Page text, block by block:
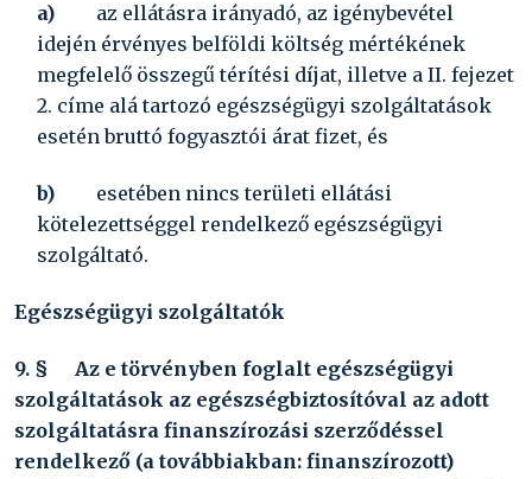
a)
az ellátásra irányadó, az igénybevétel
idején érvényes belföldi költség mértékének
megfelelő összegű térítési díjat, illetve a II. fejezet
2. címe alá tartozó egészségügyi szolgáltatások
esetén bruttó fogyasztói árat fizet, és
b)
esetében nincs területi ellátási
kötelezettséggel rendelkező egészségügyi
szolgáltató.
Egészségügyi szolgáltatók
9. §
Az e törvényben foglalt egészségügyi
szolgáltatások az egészségbiztosítóval az adott
szolgáltatásra finanszírozási szerződéssel
rendelkező (a továbbiakban: finanszírozott)